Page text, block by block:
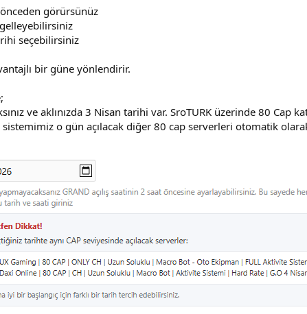
görürsünüz
seçebilirsiniz
bir güne yönlendirir.
ve aklınızda 3 Nisan tarihi var. SroTURK üzerinde 80
o gün açılacak diğer 80 cap serverleri otomatik